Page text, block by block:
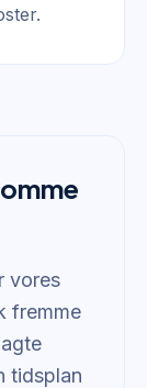
vores
fremme
tidsplan